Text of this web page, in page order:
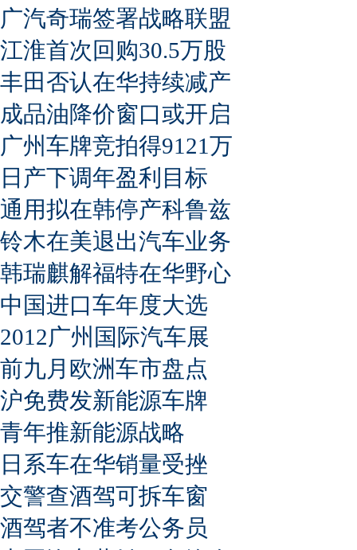
广汽奇瑞签署战略联盟
江淮首次回购30.5万股
丰田否认在华持续减产
成品油降价窗口或开启
广州车牌竞拍得9121万
日产下调年盈利目标
通用拟在韩停产科鲁兹
铃木在美退出汽车业务
韩瑞麒解福特在华野心
中国进口车年度大选
2012广州国际汽车展
前九月欧洲车市盘点
沪免费发新能源车牌
青年推新能源战略
日系车在华销量受挫
交警查酒驾可拆车窗
酒驾者不准考公务员